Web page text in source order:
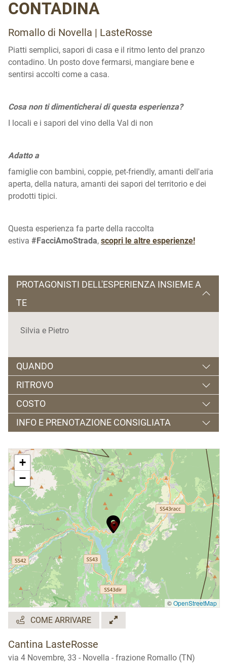
CONTADINA
Romallo di Novella | LasteRosse
Piatti semplici, sapori di casa e il ritmo lento del pranzo
contadino. Un posto dove fermarsi, mangiare bene e
sentirsi accolti come a casa.
Cosa non ti dimenticherai di questa esperienza?
I locali e i sapori del vino della Val di non
Adatto a
famiglie con bambini, coppie, pet-friendly, amanti dell'aria
aperta, della natura, amanti dei sapori del territorio e dei
prodotti tipici.
Questa esperienza fa parte della raccolta
estiva #FacciAmoStrada, scopri le altre esperienze!
PROTAGONISTI DELL'ESPERIENZA INSIEME A
TE
Silvia e Pietro
QUANDO
7-8 agosto 14-15 agosto 21-22 agosto
Orario: a pranzo
RITROVO
Cantina LasteRosse | Via IV Novembre, 33 - Romallo
di Novella
COSTO
a partire da € 11 a persona
INFO E PRENOTAZIONE CONSIGLIATA
Silvia: 347 4039376 oinfo@lasterosse.it
Attività disponibile anche in lingua inglese
+
−
©OpenStreetMap
COME ARRIVARE
Cantina LasteRosse
via 4 Novembre, 33 - Novella - frazione Romallo (TN)